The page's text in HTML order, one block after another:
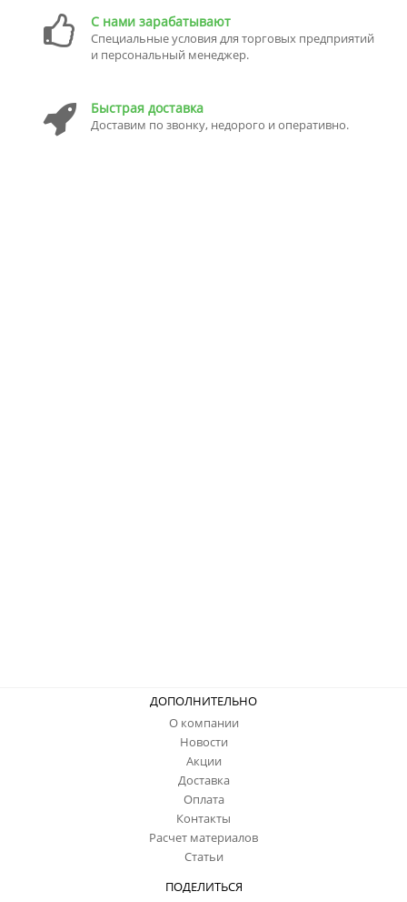
С нами зарабатывают
Специальные условия для торговых предприятий
и персональный менеджер.
Быстрая доставка
Доставим по звонку, недорого и оперативно.
ДОПОЛНИТЕЛЬНО
О компании
Новости
Акции
Доставка
Оплата
Контакты
Расчет материалов
Статьи
ПОДЕЛИТЬСЯ